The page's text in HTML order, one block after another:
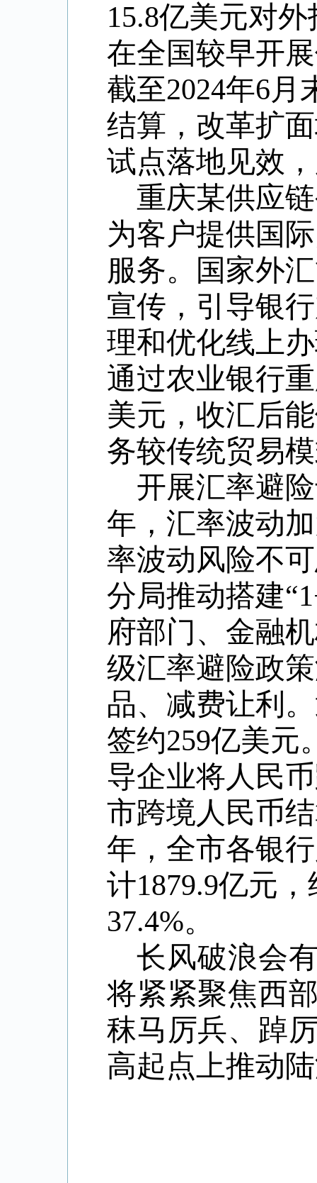
15.8亿美元对
在全国较早开
截至2024年6月
结算，改革扩
试点落地见效
重庆某供应
为客户提供国
服务。
国家外
宣传，引导银
理和优化线上
通过农业银行
美元，收汇后
务较传统贸易
开展汇率避
年，汇率波动
率波动风险不
分局推动搭建
府部门、金融
级汇率避险政
品、减费让利
签约259亿美元
导企业将人民
市跨境人民币
年，全市各银
计1879.9亿元
37.4%。
长风破浪会
将紧紧聚焦西
秣马厉兵、踔
高起点上推动